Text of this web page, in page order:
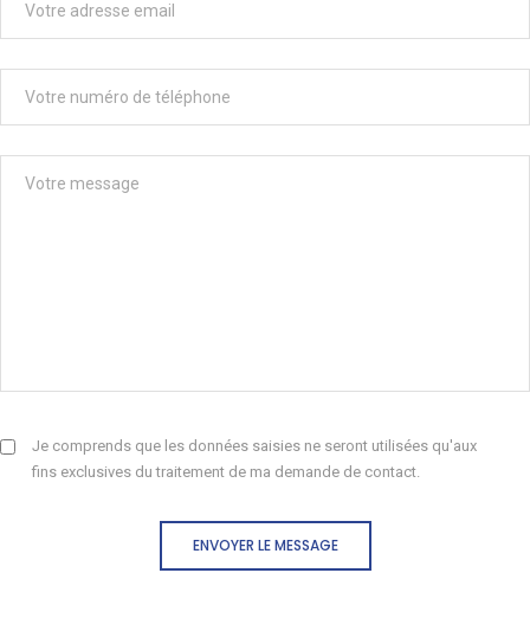
Je comprends que les données saisies ne seront utilisées qu'aux
fins exclusives du traitement de ma demande de contact.
ENVOYER LE MESSAGE